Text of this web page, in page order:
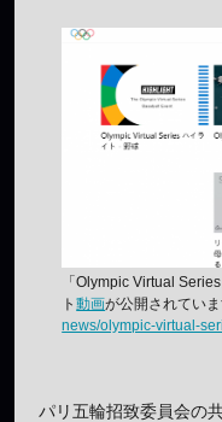
「Olympic Virtual
ト動画が公開されていま
news/olympic-virtual-
パリ五輪招致委員会の